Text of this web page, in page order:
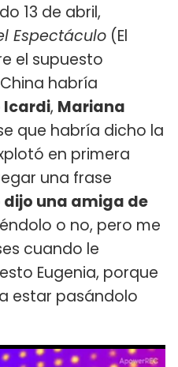
13 de abril,
Espectáculo (El
el supuesto
habría
Icardi, Mariana
que habría dicho la
en primera
una frase
dijo una amiga de
o no, pero me
cuando le
Eugenia, porque
estar pasándolo